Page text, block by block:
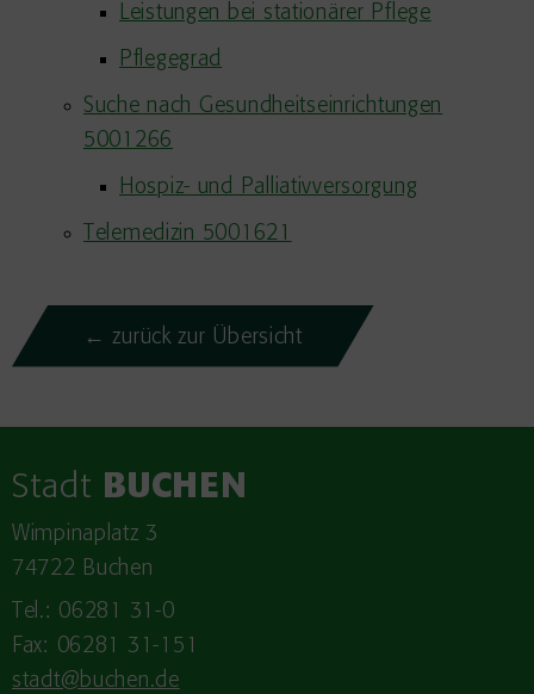
Leistungen bei stationärer Pflege
Pflegegrad
Suche nach Gesundheitseinrichtungen
5001266
Hospiz- und Palliativversorgung
Telemedizin 5001621
← zurück zur Übersicht
Stadt BUCHEN
Wimpinaplatz 3
74722 Buchen
Tel.: 06281 31-0
Fax: 06281 31-151
stadt@buchen.de